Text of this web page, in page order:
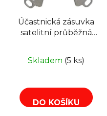
Účastnická zásuvka
satelitní průběžná
Skladem (5 ks)
DO KOŠÍKU